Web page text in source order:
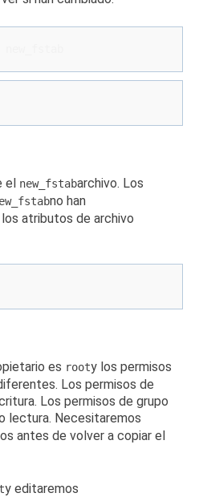
el new_fstabarchivo. Los
no han
atributos de archivo
es rooty los permisos
Los permisos de
Los permisos de grupo
lectura. Necesitaremos
antes de volver a copiar el
y editaremos